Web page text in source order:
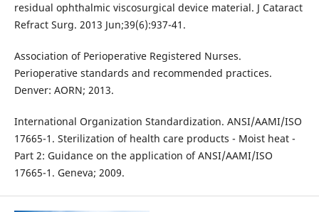
residual ophthalmic viscosurgical device material. J Cataract
Refract Surg. 2013 Jun;39(6):937-41.
Association of Perioperative Registered Nurses.
Perioperative standards and recommended practices.
Denver: AORN; 2013.
International Organization Standardization. ANSI/AAMI/ISO
17665-1. Sterilization of health care products - Moist heat -
Part 2: Guidance on the application of ANSI/AAMI/ISO
17665-1. Geneva; 2009.